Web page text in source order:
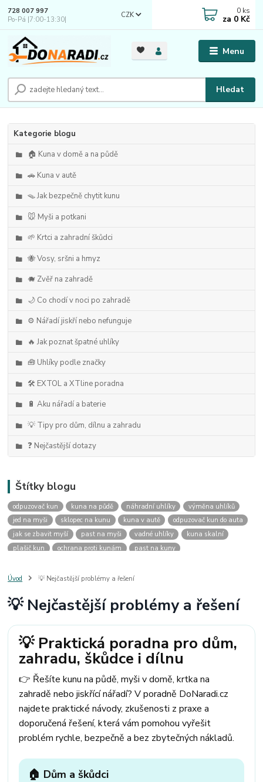
Menu
CZK
Hledat
728 007 997
Po-Pá |7:00-13:30|
0 ks
za 0 Kč
Kategorie blogu
🏠 Kuna v domě a na půdě
🚗 Kuna v autě
🪤 Jak bezpečně chytit kunu
🐭 Myši a potkani
🌱 Krtci a zahradní škůdci
🐝 Vosy, sršni a hmyz
🐗 Zvěř na zahradě
🌙 Co chodí v noci po zahradě
⚙️ Nářadí jiskří nebo nefunguje
🔥 Jak poznat špatné uhlíky
🧰 Uhlíky podle značky
🛠️ EXTOL a XTline poradna
🔋 Aku nářadí a baterie
💡 Tipy pro dům, dílnu a zahradu
❓ Nejčastější dotazy
Štítky blogu
odpuzovač kun kuna na půdě náhradní uhlíky
výměna uhlíků
jed na myši
sklopec na kunu kuna v autě
odpuzovač kun do auta
jak se zbavit myší
past na myši vadné uhlíky
kuna skalní
plašič kun
ochrana proti kunám
past na kuny
past na kunu
myši v domě odpuzovač myší
štěnice
štěnice v hotelu jak se zbavit kuny
kuna ve střeše
mravenci a mšice
uhlíky do nářadí
uhlíky do nařadí
uhlíky do vysavače
uhlíky do pračky uhlíky do
uhlíky parkside
uhlíky ferm uhlíky makita
uhlíkové kartáče
kde sehnat uhlíky
kde koupit uhlíky
Úvod 💡 Nejčastější problémy a řešení
💡 Nejčastější problémy a řešení
💡 Praktická poradna pro dům,
zahradu, škůdce i dílnu
👉 Řešíte kunu na půdě, myši v domě, krtka na
zahradě nebo jiskřící nářadí? V poradně DoNaradi.cz
najdete praktické návody, zkušenosti z praxe a
doporučená řešení, která vám pomohou vyřešit
problém rychle, bezpečně a bez zbytečných nákladů.
🏠 Dům a škůdci